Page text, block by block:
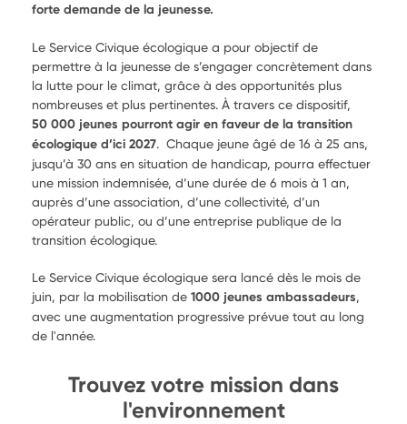
forte demande de la jeunesse.
Le Service Civique écologique a pour objectif de
permettre à la jeunesse de s’engager concrètement dans
la lutte pour le climat, grâce à des opportunités plus
nombreuses et plus pertinentes. À travers ce dispositif,
50 000 jeunes pourront agir en faveur de la transition
écologique d’ici 2027. Chaque jeune âgé de 16 à 25 ans,
jusqu’à 30 ans en situation de handicap, pourra effectuer
une mission indemnisée, d’une durée de 6 mois à 1 an,
auprès d’une association, d’une collectivité, d’un
opérateur public, ou d’une entreprise publique de la
transition écologique.
Le Service Civique écologique sera lancé dès le mois de
juin, par la mobilisation de 1000 jeunes ambassadeurs,
avec une augmentation progressive prévue tout au long
de l'année.
Trouvez votre mission dans
l'environnement